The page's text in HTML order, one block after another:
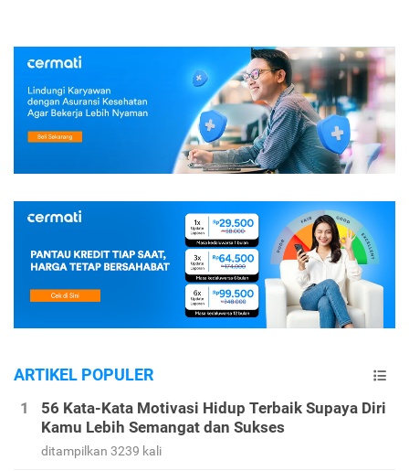
ARTIKEL POPULER
56 Kata-Kata Motivasi Hidup Terbaik Supaya Diri
Kamu Lebih Semangat dan Sukses
ditampilkan 3239 kali